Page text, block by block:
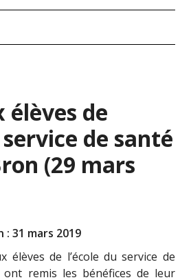
élèves de
service de santé
(29 mars
31 mars 2019
élèves de l’école du service de
remis les bénéfices de leur